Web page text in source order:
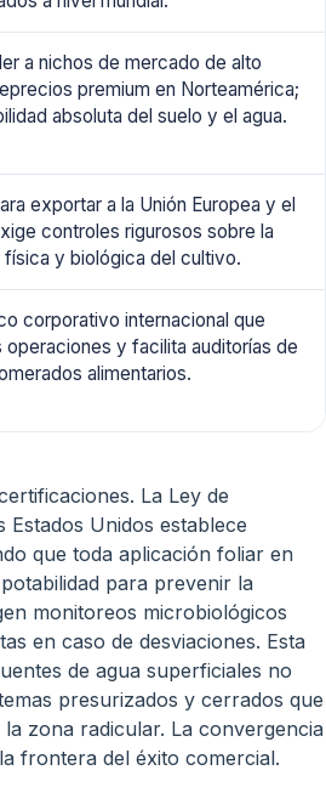
a nichos de mercado de alto
premium en Norteamérica;
absoluta del suelo y el agua.
exportar a la Unión Europea y el
controles rigurosos sobre la
y biológica del cultivo.
corporativo internacional que
operaciones y facilita auditorías de
alimentarios.
La Ley de
Unidos establece
que toda aplicación foliar en
para prevenir la
monitoreos microbiológicos
en caso de desviaciones. Esta
de agua superficiales no
presurizados y cerrados que
zona radicular. La convergencia
frontera del éxito comercial.